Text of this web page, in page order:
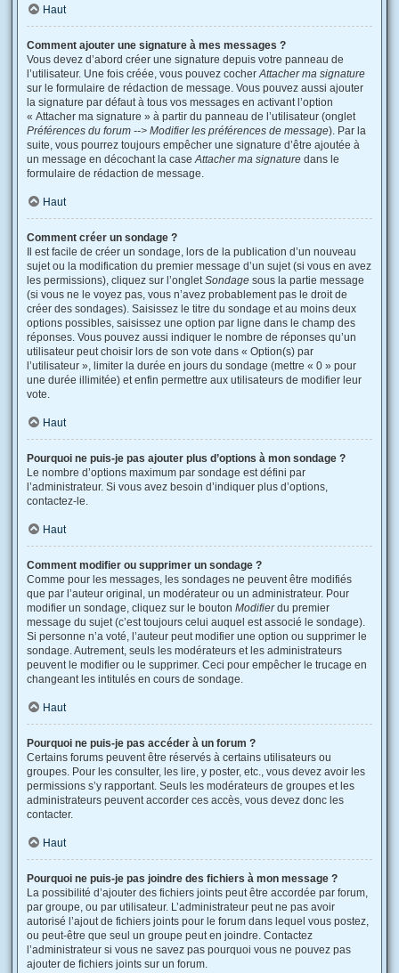
Haut
Comment ajouter une signature à mes messages ?
Vous devez d’abord créer une signature depuis votre panneau de
l’utilisateur. Une fois créée, vous pouvez cocherAttacher ma signature
sur le formulaire de rédaction de message. Vous pouvez aussi ajouter
la signature par défaut à tous vos messages en activant l’option
« Attacher ma signature » à partir du panneau de l’utilisateur (onglet
Préférences du forum --> Modifier les préférences de message). Par la
suite, vous pourrez toujours empêcher une signature d’être ajoutée à
un message en décochant la caseAttacher ma signature dans le
formulaire de rédaction de message.
Haut
Comment créer un sondage ?
Il est facile de créer un sondage, lors de la publication d’un nouveau
sujet ou la modification du premier message d’un sujet (si vous en avez
les permissions), cliquez sur l’ongletSondage sous la partie message
(si vous ne le voyez pas, vous n’avez probablement pas le droit de
créer des sondages). Saisissez le titre du sondage et au moins deux
options possibles, saisissez une option par ligne dans le champ des
réponses. Vous pouvez aussi indiquer le nombre de réponses qu’un
utilisateur peut choisir lors de son vote dans « Option(s) par
l’utilisateur », limiter la durée en jours du sondage (mettre « 0 » pour
une durée illimitée) et enfin permettre aux utilisateurs de modifier leur
vote.
Haut
Pourquoi ne puis-je pas ajouter plus d’options à mon sondage ?
Le nombre d’options maximum par sondage est défini par
l’administrateur. Si vous avez besoin d’indiquer plus d’options,
contactez-le.
Haut
Comment modifier ou supprimer un sondage ?
Comme pour les messages, les sondages ne peuvent être modifiés
que par l’auteur original, un modérateur ou un administrateur. Pour
modifier un sondage, cliquez sur le bouton Modifierdu premier
message du sujet (c’est toujours celui auquel est associé le sondage).
Si personne n’a voté, l’auteur peut modifier une option ou supprimer le
sondage. Autrement, seuls les modérateurs et les administrateurs
peuvent le modifier ou le supprimer. Ceci pour empêcher le trucage en
changeant les intitulés en cours de sondage.
Haut
Pourquoi ne puis-je pas accéder à un forum ?
Certains forums peuvent être réservés à certains utilisateurs ou
groupes. Pour les consulter, les lire, y poster, etc., vous devez avoir les
permissions s’y rapportant. Seuls les modérateurs de groupes et les
administrateurs peuvent accorder ces accès, vous devez donc les
contacter.
Haut
Pourquoi ne puis-je pas joindre des fichiers à mon message ?
La possibilité d’ajouter des fichiers joints peut être accordée par forum,
par groupe, ou par utilisateur. L’administrateur peut ne pas avoir
autorisé l’ajout de fichiers joints pour le forum dans lequel vous postez,
ou peut-être que seul un groupe peut en joindre. Contactez
l’administrateur si vous ne savez pas pourquoi vous ne pouvez pas
ajouter de fichiers joints sur un forum.